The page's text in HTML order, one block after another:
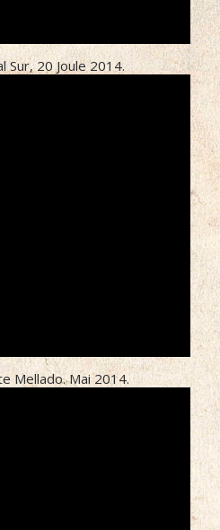
Sur, 20 Joule 2014.
Mellado. Mai 2014.